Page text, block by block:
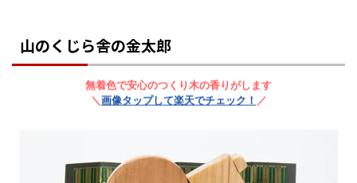
山のくじら舎の金太郎
無着色で安心のつくり木の香りがします
＼画像タップして楽天でチェック！ ／